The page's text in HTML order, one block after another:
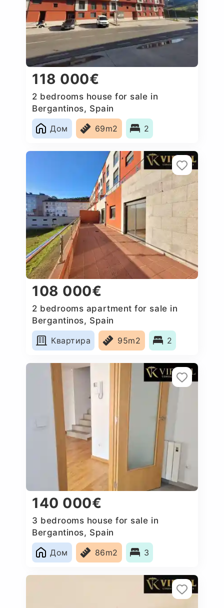
118 000€
2 bedrooms house for sale in
Bergantinos, Spain
Дом
69m2 2
108 000€
2 bedrooms apartment for sale in
Bergantinos, Spain
Квартира
95m2 2
140 000€
3 bedrooms house for sale in
Bergantinos, Spain
Дом
86m2 3